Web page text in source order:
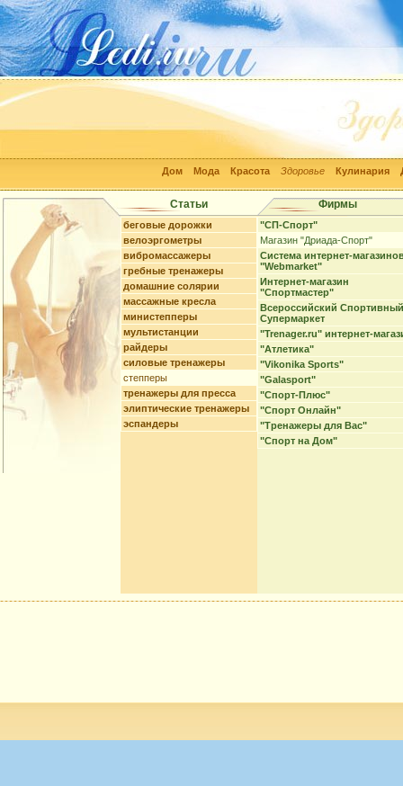
Дом Мода Красота Здоровье Кулинария
Статьи Фирмы
беговые дорожки
велоэргометры
вибромассажеры
гребные тренажеры
домашние солярии
массажные кресла
министепперы
мультистанции
райдеры
силовые тренажеры
степперы
тренажеры для пресса
элиптические тренажеры
эспандеры
"СП-Спорт"
Магазин "Дриада-Спорт"
Система интернет-
"Webmarket"
Интернет-магазин
"Спортмастер"
Всероссийский Спортивный
Супермаркет
"Trenager.ru" интернет-
"Атлетика"
"Vikonika Sports"
"Galasport"
"Спорт-Плюс"
"Спорт Онлайн"
"Тренажеры для Вас"
"Спорт на Дом"